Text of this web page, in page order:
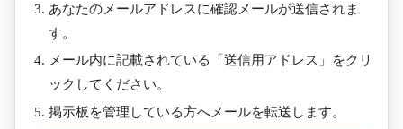
あなたのメールアドレスに確認メールが送信されま
す。
メール内に記載されている「送信用アドレス」をクリ
ックしてください。
掲示板を管理している方へメールを転送します。